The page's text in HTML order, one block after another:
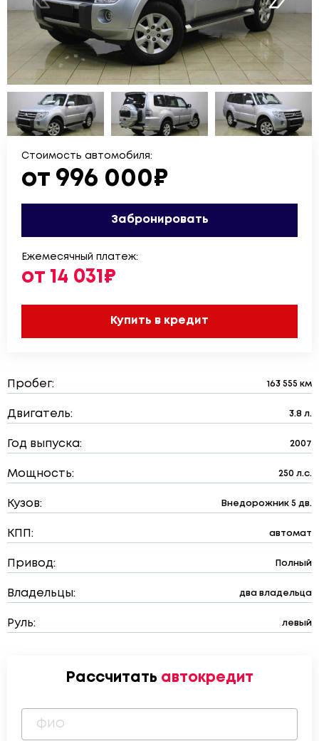
Стоимость автомобиля:
от 996 000₽
Забронировать
Ежемесячный платеж:
от 14 031₽
Купить в кредит
Пробег: 163 555 км
Двигатель: 3.8 л.
Год выпуска: 2007
Мощность: 250 л.с.
Кузов: Внедорожник 5 дв.
КПП: автомат
Привод: Полный
Владельцы: два владельца
Руль: левый
Рассчитать автокредит